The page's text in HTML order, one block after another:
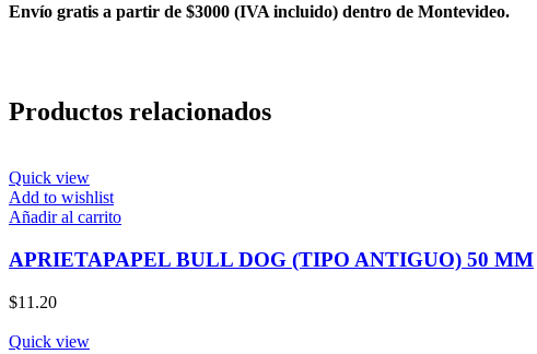
Envío gratis a partir de $3000 (IVA incluido) dentro de Montevideo.
Productos relacionados
Quick view
Add to wishlist
Añadir al carrito
APRIETAPAPEL BULL DOG (TIPO ANTIGUO) 50 MM
$11.20
Quick view